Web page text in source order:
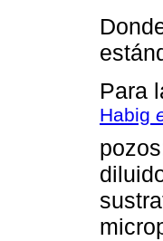
Para
Habig